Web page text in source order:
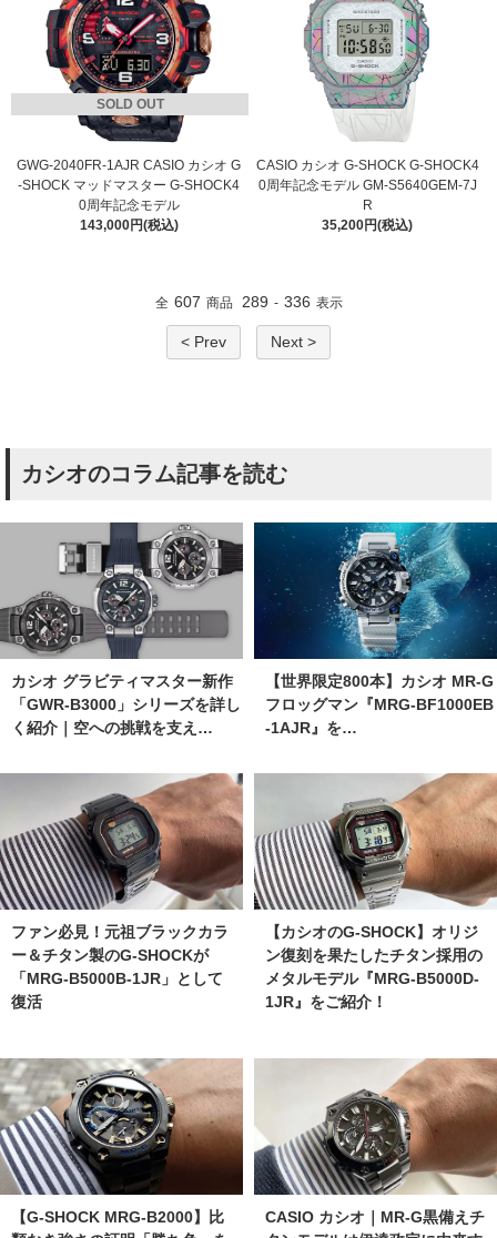
SOLD OUT
GWG-2040FR-1AJR CASIO カシオ G
-SHOCK マッドマスター G-SHOCK4
0周年記念モデル
143,000円(税込)
CASIO カシオ G-SHOCK G-SHOCK4
0周年記念モデル GM-S5640GEM-7J
R
35,200円(税込)
全 607 商品 289 - 336 表示
< Prev Next >
カシオのコラム記事を読む
カシオ グラビティマスター新作
「GWR-B3000」シリーズを詳し
く紹介｜空への挑戦を支え…
【世界限定800本】カシオ MR-G
フロッグマン『MRG-BF1000EB
-1AJR』を…
ファン必見！元祖ブラックカラ
ー＆チタン製のG-SHOCKが
「MRG-B5000B-1JR」として
復活
【カシオのG-SHOCK】オリジ
ン復刻を果たしたチタン採用の
メタルモデル『MRG-B5000D-
1JR』をご紹介！
【G-SHOCK MRG-B2000】比
CASIO カシオ｜MR-G黒備えチ